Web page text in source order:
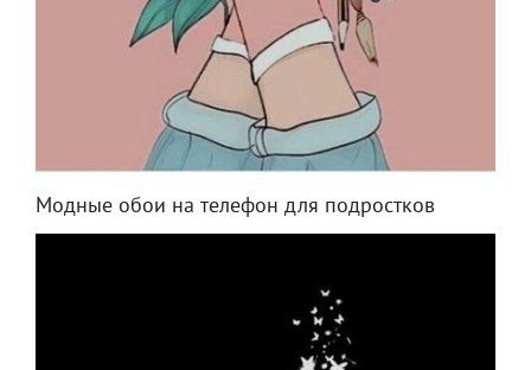
Модные обои на телефон для подростков